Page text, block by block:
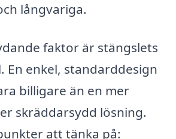
långvariga.
faktor är stängslets
En enkel, standarddesign
billigare än en mer
skräddarsydd lösning.
att tänka på: